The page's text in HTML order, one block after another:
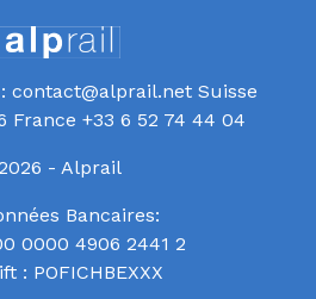
contact@alprail.net Suisse
France +33 6 52 74 44 04
- Alprail
Bancaires:
0000 4906 2441 2
: POFICHBEXXX